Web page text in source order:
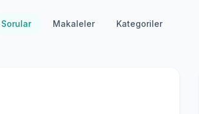
Sorular Makaleler Kategoriler